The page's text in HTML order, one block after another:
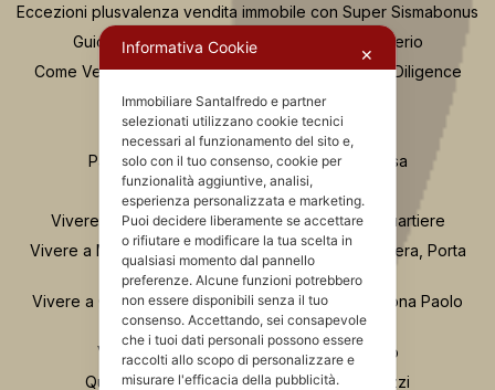
Eccezioni plusvalenza vendita immobile con Super Sismabonus
Guida per scegliere un agente immobiliare serio
Come Vendere Casa Consulenza Tecnica e Due Diligence
Casa Nuova o da Ristrutturare?
Se compro casa e fallisce il costruttore
Passaggi Fondamentali per Acquistare Casa
Osservatorio Valutazioni Santalfredo
Vivere in zona Buenos Aires Milano: guida al quartiere
Vivere a Moscova Milano: guida al quartiere tra Brera, Porta
Nuova e Parco Sempione
Vivere a Chinatown Milano: guida completa alla zona Paolo
Sarpi
Vivere a Porta Romana e Ticinese Milano
Quartiere Greco Milano: vita, servizi e prezzi
Informativa Cookie ✕
Immobiliare Santalfredo e partner
selezionati utilizzano cookie tecnici
necessari al funzionamento del sito e,
solo con il tuo consenso, cookie per
funzionalità aggiuntive, analisi,
esperienza personalizzata e marketing.
Puoi decidere liberamente se accettare
o rifiutare e modificare la tua scelta in
qualsiasi momento dal pannello
preferenze. Alcune funzioni potrebbero
non essere disponibili senza il tuo
consenso. Accettando, sei consapevole
che i tuoi dati personali possono essere
raccolti allo scopo di personalizzare e
misurare l'efficacia della pubblicità.